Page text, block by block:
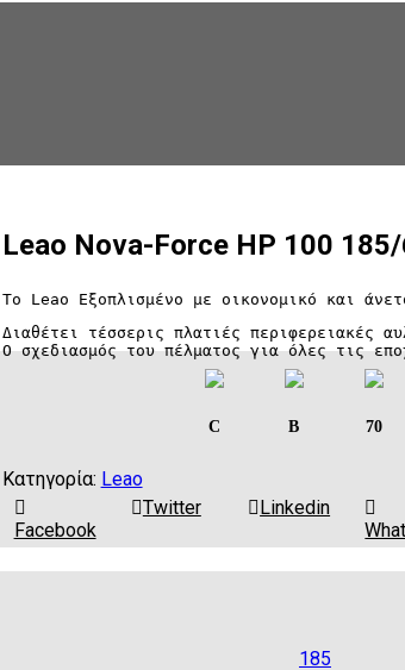
Leao Nova-Force HP 100
Το Leao Εξοπλισμένο με οικονομικό και
Διαθέτει τέσσερις πλατιές περιφερειακές
Ο σχεδιασμός του πέλματος για όλες τις
C B 70
Κατηγορία: Leao
Facebook
Twitter
Linkedin
185